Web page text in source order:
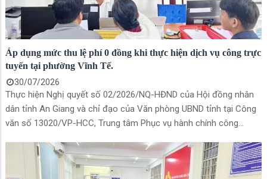
Áp dụng mức thu lệ phí 0 đồng khi thực hiện dịch vụ công trực
tuyến tại phường Vĩnh Tế.
30/07/2026
Thực hiện Nghị quyết số 02/2026/NQ-HĐND của Hội đồng nhân
dân tỉnh An Giang và chỉ đạo của Văn phòng UBND tỉnh tại Công
văn số 13020/VP-HCC, Trung tâm Phục vụ hành chính công